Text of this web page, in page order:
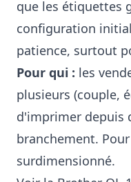
que les étiquettes
configuration
patience, surtout
Pour qui : les
plusieurs (couple,
d'imprimer depuis
branchement.
surdimensionné.